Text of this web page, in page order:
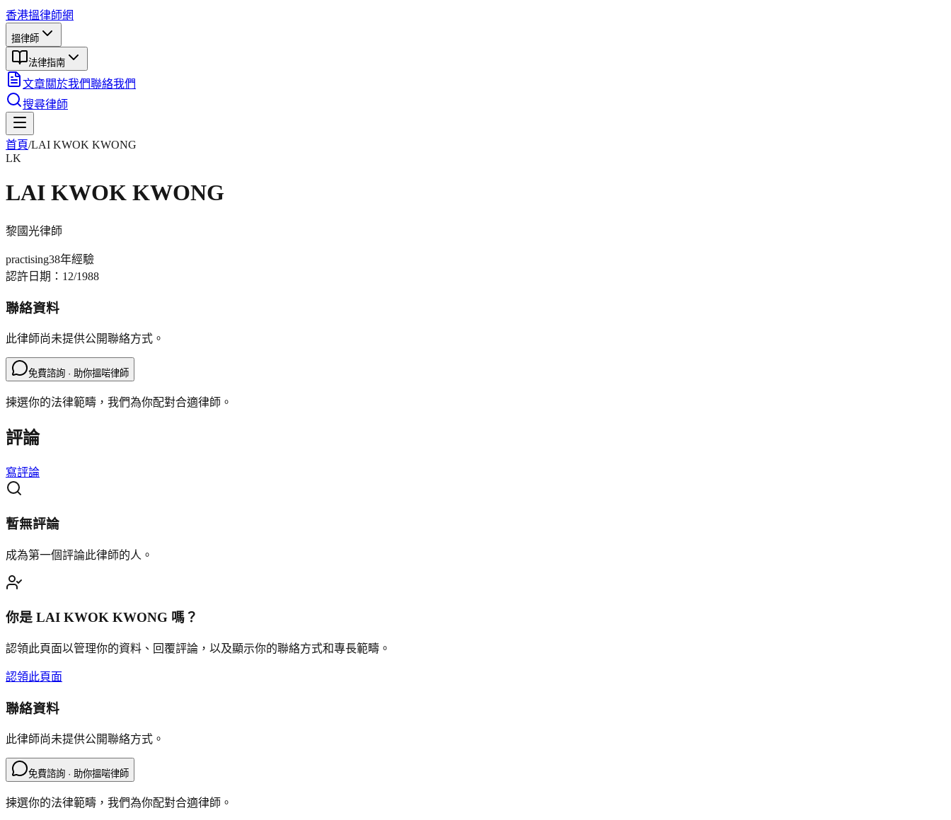
香港搵律師網
搵律師
法律指南
文章關於我們聯絡我們
搜尋律師
首頁/LAI KWOK KWONG
LK
LAI KWOK KWONG
黎國光律師
practising38年經驗
認許日期： 12/1988
聯絡資料
此律師尚未提供公開聯絡方式。
免費諮詢 · 助你搵啱律師
揀選你的法律範疇，我們為你配對合適律師。
評論
寫評論
暫無評論
成為第一個評論此律師的人。
你是 LAI KWOK KWONG 嗎？
認領此頁面以管理你的資料、回覆評論，以及顯示你的聯絡方式和專長範疇。
認領此頁面
聯絡資料
此律師尚未提供公開聯絡方式。
免費諮詢 · 助你搵啱律師
揀選你的法律範疇，我們為你配對合適律師。